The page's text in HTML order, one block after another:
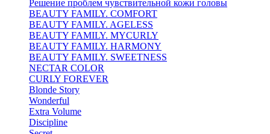
Решение проблем чувствительной кожи головы
BEAUTY FAMILY. COMFORT
BEAUTY FAMILY. AGELESS
BEAUTY FAMILY. MYCURLY
BEAUTY FAMILY. HARMONY
BEAUTY FAMILY. SWEETNESS
NECTAR COLOR
CURLY FOREVER
Blonde Story
Wonderful
Extra Volume
Discipline